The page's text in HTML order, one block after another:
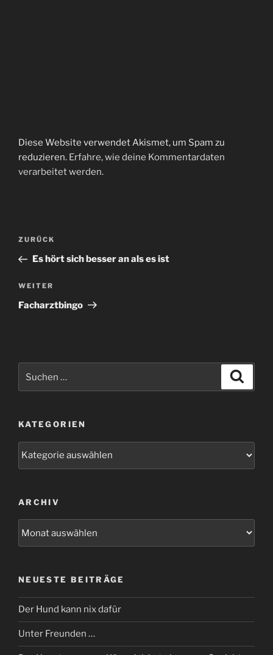
Diese Website verwendet Akismet, um Spam zu
reduzieren. Erfahre, wie deine Kommentardaten
verarbeitet werden.
Beitragsnavigation
Vorheriger
Beitrag
ZURÜCK
Es hört sich besser an als es ist
Nächster
Beitrag
WEITER
Facharztbingo
nach:
KATEGORIEN
ARCHIV
NEUESTE BEITRÄGE
Der Hund kann nix dafür
Unter Freunden …